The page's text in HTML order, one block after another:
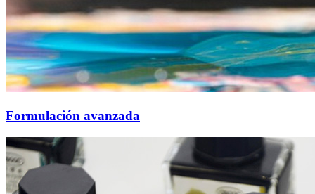
Formulación avanzada